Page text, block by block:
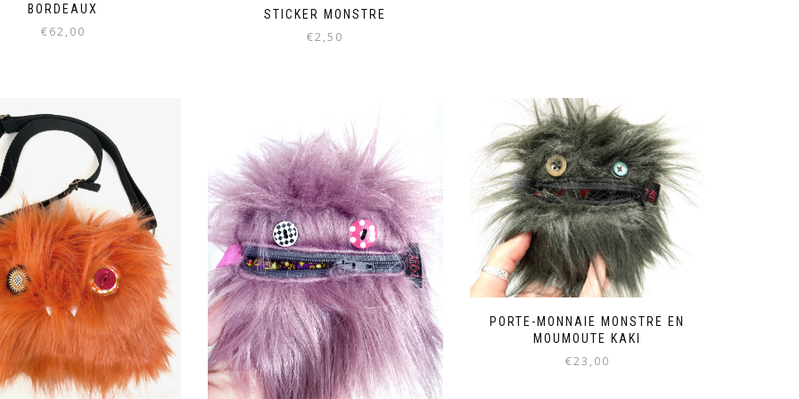
BORDEAUX
€62,00
STICKER MONSTRE
€2,50
PORTE-MONNAIE MONSTRE EN
MOUMOUTE KAKI
€23,00